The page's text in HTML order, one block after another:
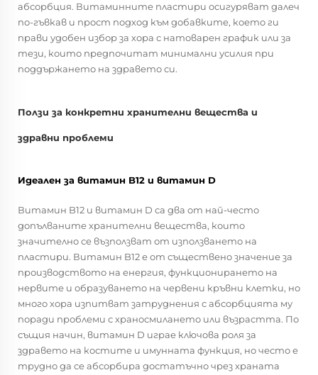
абсорбция. Витаминните пластири осигуряват далеч
по-гъвкав и прост подход към добавките, което ги
прави удобен избор за хора с натоварен график или за
тези, които предпочитат минимални усилия при
поддържането на здравето си.
Ползи за конкретни хранителни вещества и
здравни проблеми
Идеален за витамин B12 и витамин D
Витамин B12 и витамин D са два от най-често
допълваните хранителни вещества, които
значително се възползват от използването на
пластири. Витамин B12 е от съществено значение за
производството на енергия, функционирането на
нервите и образуването на червени кръвни клетки, но
много хора изпитват затруднения с абсорбцията му
поради проблеми с храносмилането или възрастта. По
същия начин, витамин D играе ключова роля за
здравето на костите и имунната функция, но често е
трудно да се абсорбира достатъчно чрез храната